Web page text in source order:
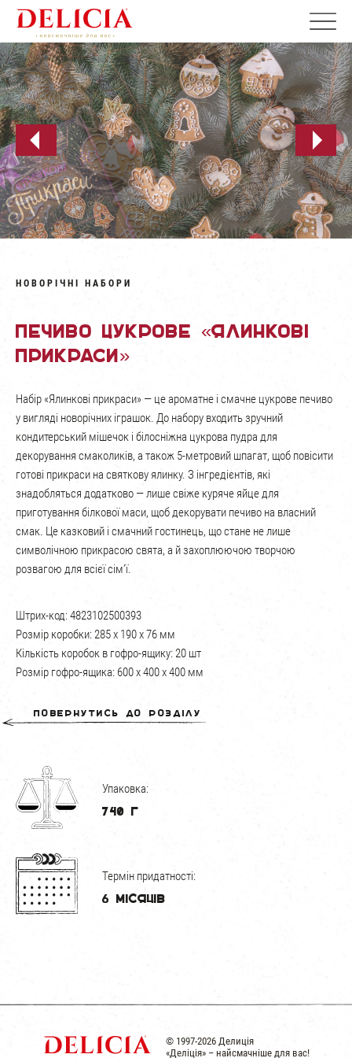
НОВОРІЧНІ НАБОРИ
Печиво цукрове «Ялинкові
прикраси»
Набір «Ялинкові прикраси» — це ароматне і смачне цукрове печиво
у вигляді новорічних іграшок. До набору входить зручний
кондитерський мішечок і білосніжна цукрова пудра для
декорування смаколиків, а також 5-метровий шпагат, щоб повісити
готові прикраси на святкову ялинку. З інгредієнтів, які
знадобляться додатково — лише свіже куряче яйце для
приготування білкової маси, щоб декорувати печиво на власний
смак. Це казковий і смачний гостинець, що стане не лише
символічною прикрасою свята, а й захоплюючою творчою
розвагою для всієї сім’ї.
Штрих-код: 4823102500393
Розмір коробки: 285 х 190 х 76 мм
Кількість коробок в гофро-ящику: 20 шт
Розмір гофро-ящика: 600 х 400 х 400 мм
Повернутись до розділу
Упаковка:
740 г
Термін придатності:
6 місяців
© 1997-2026 Делиція
«Деліція» – найсмачніше для вас!